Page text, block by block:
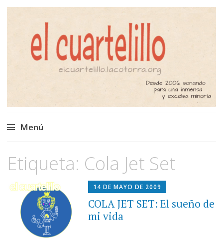
El Cuartelillo
Programa de radio de música
independiente. Podcast
Menú
al
contenido
Etiqueta: Cola Jet Set
14 DE MAYO DE 2009
COLA JET SET: El sueño de
mi vida